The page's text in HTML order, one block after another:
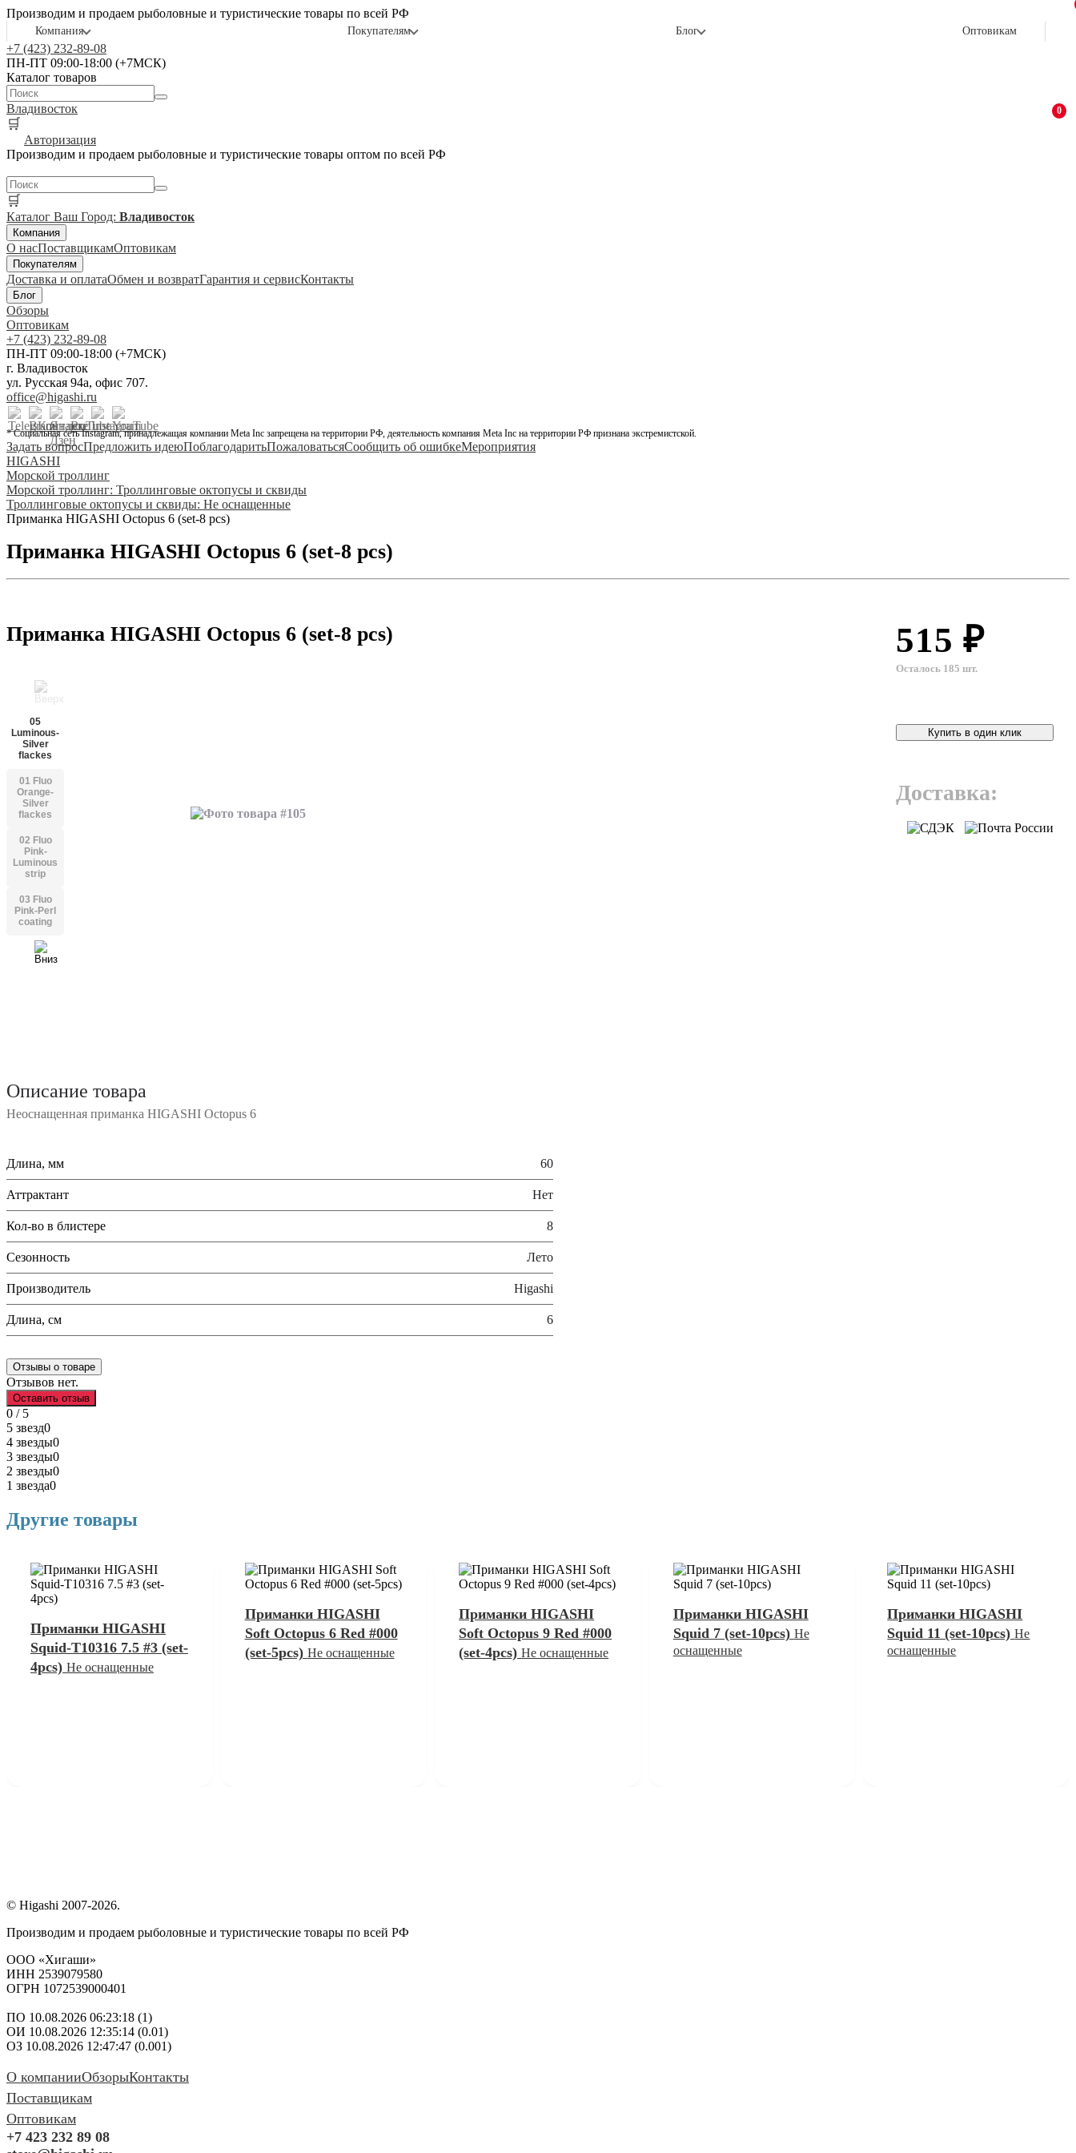
Производим и продаем рыболовные и туристические товары по всей РФ
Компания Покупателям Блог Оптовикам
+7 (423) 232-89-08
ПН-ПТ 09:00-18:00 (+7МСК)
Каталог товаров
Владивосток
🛒
0
Авторизация
Производим и продаем рыболовные и туристические товары оптом по всей РФ
🛒
Каталог Ваш Город: Владивосток
Компания
О насПоставщикамОптовикам
Покупателям
Доставка и оплатаОбмен и возвратГарантия и сервисКонтакты
Блог
Обзоры
Оптовикам
+7 (423) 232-89-08
ПН-ПТ 09:00-18:00 (+7МСК)
г. Владивосток
ул. Русская 94а, офис 707.
office@higashi.ru
* Социальная сеть Instagram, принадлежащая компании Meta Inc запрещена на территории РФ, деятельность компания Meta Inc на территории РФ признана экстремистской.
Задать вопросПредложить идеюПоблагодаритьПожаловатьсяСообщить об ошибкеМероприятия
HIGASHI
Морской троллинг
Морской троллинг: Троллинговые октопусы и сквиды
Троллинговые октопусы и сквиды: Не оснащенные
Приманка HIGASHI Octopus 6 (set-8 pcs)
Приманка HIGASHI Octopus 6 (set-8 pcs)
05
Luminous-
Silver
flackes
01 Fluo
Orange-
Silver
flackes
02 Fluo
Pink-
Luminous
strip
03 Fluo
Pink-Perl
coating
Приманка HIGASHI Octopus 6 (set-8 pcs) 515 ₽
Осталось 185 шт.
Купить в один клик
Доставка:
Описание товара
Неоснащенная приманка HIGASHI Octopus 6
Длина, мм 60
Аттрактант Нет
Кол-во в блистере 8
Сезонность Лето
Производитель Higashi
Длина, см 6
Отзывы о товаре
Отзывов нет.
Оставить отзыв
0 / 5
5 звезд0
4 звезды0
3 звезды0
2 звезды0
1 звезда0
Другие товары
Приманки HIGASHI
Squid-T10316 7.5 #3 (set-
4pcs) Не оснащенные
Приманки HIGASHI
Soft Octopus 6 Red #000
(set-5pcs) Не оснащенные
Приманки HIGASHI
Soft Octopus 9 Red #000
(set-4pcs)Не оснащенные
Приманки HIGASHI
Squid 7 (set-10pcs) Не
оснащенные
Приманки HIGASHI
Squid 11 (set-10pcs)Не
оснащенные
© Higashi 2007-2026.
Производим и продаем рыболовные и туристические товары по всей РФ
ООО «Хигаши»
ИНН 2539079580
ОГРН 1072539000401
ПО 10.08.2026 06:23:18 (1)
ОИ 10.08.2026 12:35:14 (0.01)
ОЗ 10.08.2026 12:47:47 (0.001)
О компанииОбзорыКонтакты
Поставщикам
Оптовикам
+7 423 232 89 08